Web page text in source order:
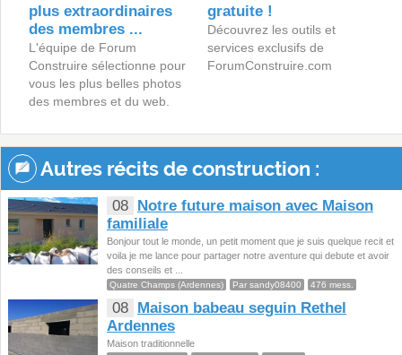
plus extraordinaires
des membres ...
L'équipe de Forum
Construire sélectionne pour
vous les plus belles photos
des membres et du web.
gratuite !
Découvrez les outils et
services exclusifs de
ForumConstruire.com
Autres récits de construction :
08
Notre future maison avec Maison
familiale
Bonjour tout le monde, un petit moment que je suis quelque recit et
voila je me lance pour partager notre aventure qui debute et avoir
des conseils et ...
Quatre Champs (Ardennes) Par sandy08400 476 mess.
08
Maison babeau seguin Rethel
Ardennes
Maison traditionnelle